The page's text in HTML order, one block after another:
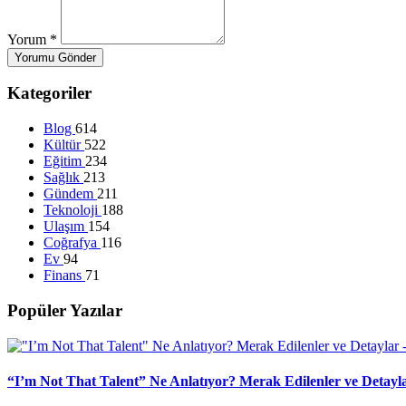
Yorum *
Yorumu Gönder
Kategoriler
Blog 614
Kültür 522
Eğitim 234
Sağlık 213
Gündem 211
Teknoloji 188
Ulaşım 154
Coğrafya 116
Ev 94
Finans 71
Popüler Yazılar
“I’m Not That Talent” Ne Anlatıyor? Merak Edilenler ve